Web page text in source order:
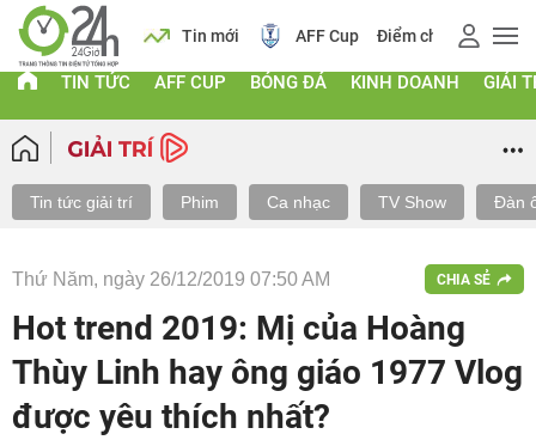
Lịch Tin mới AFF Cup Điểm chuẩn 2026
TIN TỨC AFF CUP BÓNG ĐÁ KINH DOANH GIẢI
Tin tức giải trí Phim Ca nhạc TV Show Đàn
Thứ Năm, ngày 26/12/2019 07:50 AM CHIA SẺ
Hot trend 2019: Mị của Hoàng
Thùy Linh hay ông giáo 1977 Vlog
được yêu thích nhất?